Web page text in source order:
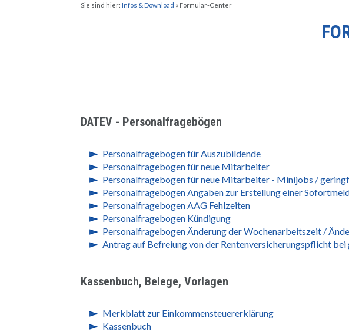
Sie sind hier: Infos & Download » Formular-Center
DATEV - Personalfragebögen
Personalfragebogen für Auszubildende
Personalfragebogen für neue Mitarbeiter
Personalfragebogen für neue Mitarbeiter - Minijobs /
Personalfragebogen Angaben zur Erstellung einer
Personalfragebogen AAG Fehlzeiten
Personalfragebogen Kündigung
Personalfragebogen Änderung der Wochenarbeitszeit /
Antrag auf Befreiung von der Rentenversicherungspflicht
Kassenbuch, Belege, Vorlagen
Merkblatt zur Einkommensteuererklärung
Kassenbuch